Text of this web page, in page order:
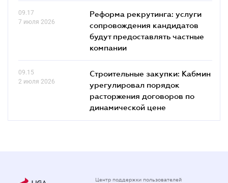
09.17
7 июля 2026
Реформа рекрутинга: услуги
сопровождения кандидатов
будут предоставлять частные
компании
09.15
2 июля 2026
Строительные закупки: Кабмин
урегулировал порядок
расторжения договоров по
динамической цене
Центр поддержки пользователей